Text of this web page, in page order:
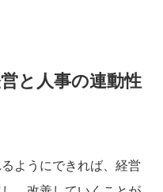
と人事の連動性
ようにできれば、経営